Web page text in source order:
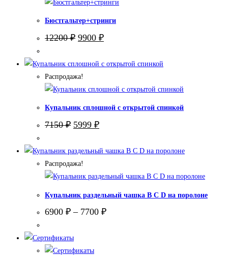
Бюстгальтер+стринги
12200₽ Первоначальная
цена
12200 ₽.
9900 ₽Текущая
цена:
Распродажа!
Купальник сплошной с открытой спинкой
7150₽ Первоначальная
7150 ₽.
5999 ₽Текущая
Распродажа!
Купальник раздельный чашка В С D на поролоне
6900 ₽ – 7700 ₽